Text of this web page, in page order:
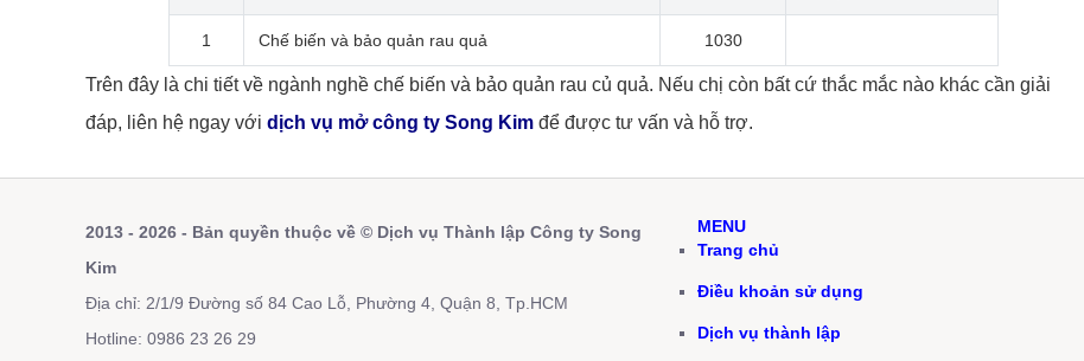
1 Chế biến và bảo quản rau quả 1030
Trên đây là chi tiết về ngành nghề chế biến và bảo quản rau củ quả. Nếu chị còn bất cứ thắc mắc nào khác cần giải
đáp, liên hệ ngay với dịch vụ mở công ty Song Kim để được tư vấn và hỗ trợ.
2013 - 2026 - Bản quyền thuộc về © Dịch vụ Thành lập Công ty Song
Kim
Địa chỉ: 2/1/9 Đường số 84 Cao Lỗ, Phường 4, Quận 8, Tp.HCM
Hotline: 0986 23 26 29
MENU
Trang chủ
Điều khoản sử dụng
Dịch vụ thành lập